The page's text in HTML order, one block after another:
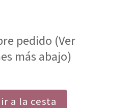
pedido (Ver
más abajo)
a la cesta